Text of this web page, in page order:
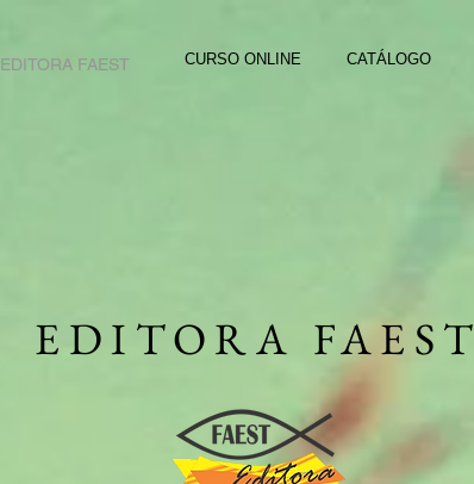
EDITORA FAEST CATÁLOGO
CURSO ONLINE
EDITORA FAEST